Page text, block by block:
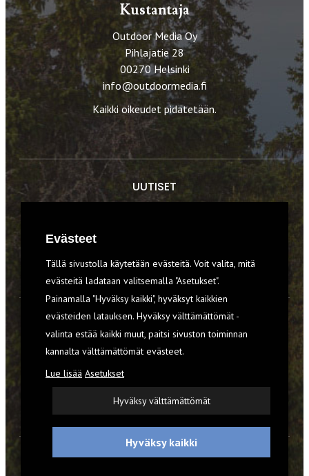
Kustantaja
Outdoor Media Oy
Pihlajatie 28
00270 Helsinki
info@outdoormedia.fi
Kaikki oikeudet pidätetään.
UUTISET
VARUSTEET
TILAA RETKI-LEHTI
YHTEYSTIEDOT
REKISTERISELOSTE
EVÄSTEET
Evästeet
Tällä sivustolla käytetään evästeitä. Voit valita, mitä
evästeitä ladataan valitsemalla "Asetukset".
Painamalla "Hyväksy kaikki", hyväksyt kaikkien
evästeiden latauksen. Hyväksy välttämättömät -
valinta estää kaikki muut, paitsi sivuston toiminnan
kannalta välttämättömät evästeet.
Lue lisää Asetukset
Hyväksy välttämättömät
Hyväksy kaikki